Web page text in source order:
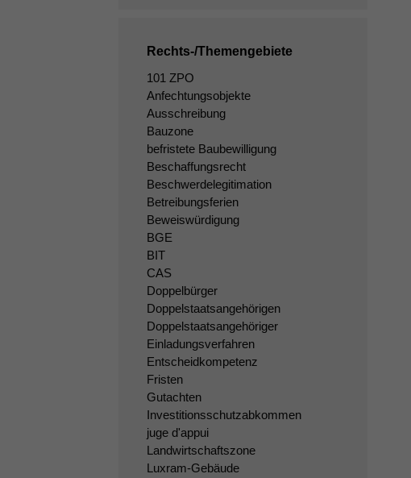
Rechts-/Themengebiete
101 ZPO
Anfechtungsobjekte
Ausschreibung
Bauzone
befristete Baubewilligung
Beschaffungsrecht
Beschwerdelegitimation
Betreibungsferien
Beweiswürdigung
BGE
BIT
CAS
Doppelbürger
Doppelstaatsangehörigen
Doppelstaatsangehöriger
Einladungsverfahren
Entscheidkompetenz
Fristen
Gutachten
Investitionsschutzabkommen
juge d'appui
Landwirtschaftszone
Luxram-Gebäude